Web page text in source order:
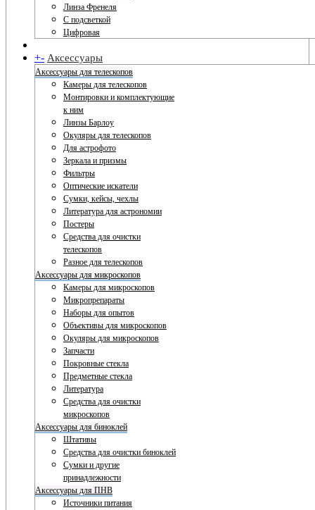
Линза Френеля
С подсветкой
Цифровая
+- Аксессуары
Аксессуары для телескопов
Камеры для телескопов
Монтировки и комплектующие
к ним
Линзы Барлоу
Окуляры для телескопов
Для астрофото
Зеркала и призмы
Фильтры
Оптические искатели
Сумки, кейсы, чехлы
Литература для астрономии
Постеры
Средства для очистки
телескопов
Разное для телескопов
Аксессуары для микроскопов
Камеры для микроскопов
Микропрепараты
Наборы для опытов
Объективы для микроскопов
Окуляры для микроскопов
Запчасти
Покровные стекла
Предметные стекла
Литература
Средства для очистки
микроскопов
Аксессуары для биноклей
Штативы
Средства для очистки биноклей
Сумки и другие
принадлежности
Аксессуары для ПНВ
Источники питания